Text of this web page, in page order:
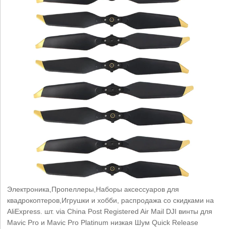
Электроника,Пропеллеры,Наборы аксессуаров для
квадрокоптеров,Игрушки и хобби, распродажа со скидками на
AliExpress. шт. via China Post Registered Air Mail DJI винты для
Mavic Pro и Mavic Pro Platinum низкая Шум Quick Release